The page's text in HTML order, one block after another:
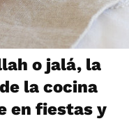
o jalá, la
la cocina
en fiestas y